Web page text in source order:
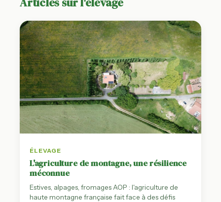
ÉLEVAGE
L'agriculture de montagne, une résilience
méconnue
Estives, alpages, fromages AOP : l'agriculture de
haute montagne française fait face à des défis